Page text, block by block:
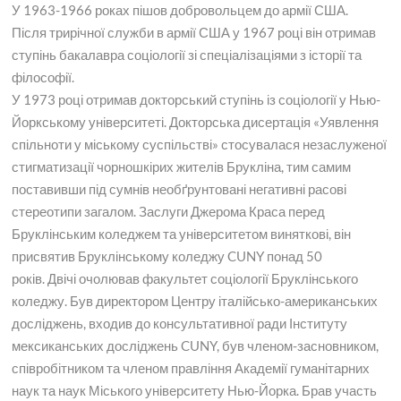
У 1963-1966 роках пішов добровольцем до армії США.
Після трирічної служби в армії США у 1967 році він отримав
ступінь бакалавра соціології зі спеціалізаціями з історії та
філософії.
У 1973 році отримав докторський ступінь із соціології у Нью-
Йоркському університеті. Докторська дисертація «Уявлення
спільноти у міському суспільстві» стосувалася незаслуженої
стигматизації чорношкірих жителів Брукліна, тим самим
поставивши під сумнів необґрунтовані негативні расові
стереотипи загалом. Заслуги Джерома Краса перед
Бруклінським коледжем та університетом виняткові, він
присвятив Бруклінському коледжу CUNY понад 50
років. Двічі очолював факультет соціології Бруклінського
коледжу. Був директором Центру італійсько-американських
досліджень, входив до консультативної ради Інституту
мексиканських досліджень CUNY, був членом-засновником,
співробітником та членом правління Академії гуманітарних
наук та наук Міського університету Нью-Йорка. Брав участь